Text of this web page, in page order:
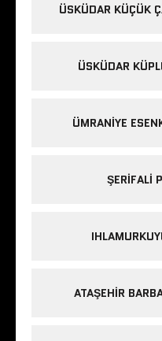
ÜSKÜDAR KÜÇÜK
ÜSKÜDAR
ÜMRANIYE
ŞERIFALI
ATAŞEHIR